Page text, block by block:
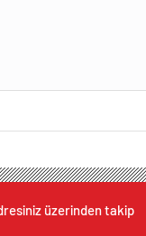
üzerinden takip